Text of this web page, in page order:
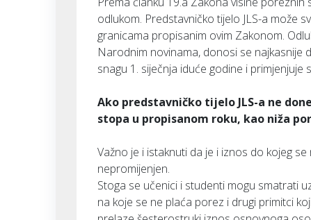
odlukom. Predstavničko tijelo JLS-a može
granicama propisanim ovim Zakonom.
Narodnim novinama, donosi se najkasnije
snagu 1. siječnja iduće godine i
Ako predstavničko tijelo JLS-a ne
stopa u propisanom roku, kao niža
Važno je i istaknuti da je i iznos do kojeg
nepromijenjen.
Stoga se učenici i studenti mogu smatrati
na koje se ne plaća porez i drugi primitci